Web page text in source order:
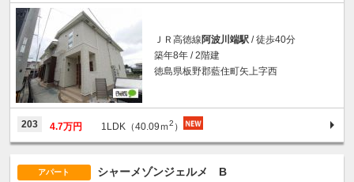
ＪＲ高徳線 阿波川端駅 / 徒歩40分
築年8年 / 2階建
徳島県板野郡藍住町矢上字西
203 4.7万円 1LDK（40.09ｍ2 ）
アパート シャーメゾンジェルメ B